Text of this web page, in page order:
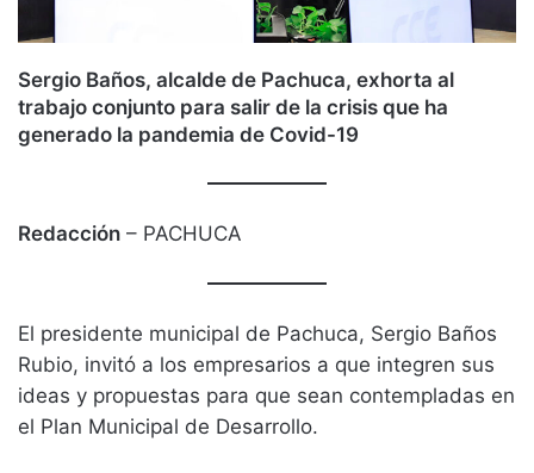
Sergio Baños, alcalde de Pachuca, exhorta al
trabajo conjunto para salir de la crisis que ha
generado la pandemia de Covid-19
Redacción – PACHUCA
El presidente municipal de Pachuca, Sergio Baños
Rubio, invitó a los empresarios a que integren sus
ideas y propuestas para que sean contempladas en
el Plan Municipal de Desarrollo.